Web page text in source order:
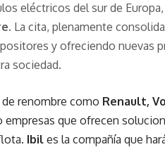
eléctricos del sur de
. La cita, plenamente
y ofreciendo nuevas
sociedad.
renombre como Renault,
empresas que ofrecen
Ibil es la compañía que